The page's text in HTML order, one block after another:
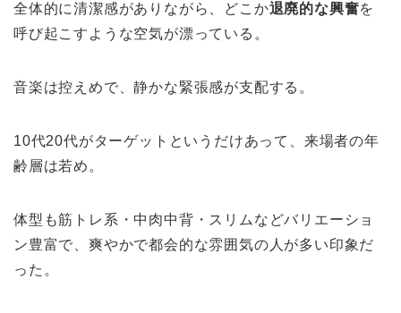
全体的に清潔感がありながら、どこか退廃的な興奮を
呼び起こすような空気が漂っている。
音楽は控えめで、静かな緊張感が支配する。
10代20代がターゲットというだけあって、来場者の年
齢層は若め。
体型も筋トレ系・中肉中背・スリムなどバリエーショ
ン豊富で、爽やかで都会的な雰囲気の人が多い印象だ
った。